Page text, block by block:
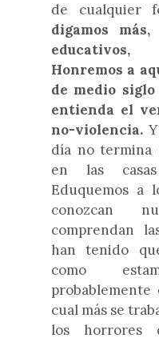
de cualquier
digamos
Honremos a
de medio
entienda el
no-violencia.
día no termina
en las
Eduquemos a
conozcan
comprendan
han tenido
como
cual más se
los horrores